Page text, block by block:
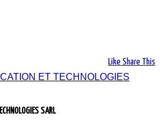
Like Share This
SARL